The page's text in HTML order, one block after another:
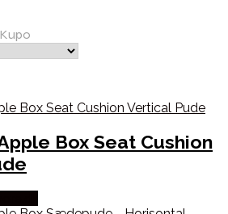
Kupo
Box Seat Cushion